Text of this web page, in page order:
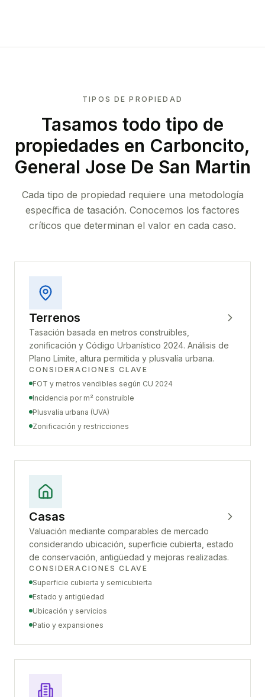
TIPOS DE PROPIEDAD
Tasamos todo tipo de
propiedades en Carboncito,
General Jose De San Martin
Cada tipo de propiedad requiere una metodología
específica de tasación. Conocemos los factores
críticos que determinan el valor en cada caso.
Terrenos
Tasación basada en metros construibles,
zonificación y Código Urbanístico 2024. Análisis de
Plano Límite, altura permitida y plusvalía urbana.
CONSIDERACIONES CLAVE
FOT y metros vendibles según CU 2024
Incidencia por m² construible
Plusvalía urbana (UVA)
Zonificación y restricciones
Casas
Valuación mediante comparables de mercado
considerando ubicación, superficie cubierta, estado
de conservación, antigüedad y mejoras realizadas.
CONSIDERACIONES CLAVE
Superficie cubierta y semicubierta
Estado y antigüedad
Ubicación y servicios
Patio y expansiones